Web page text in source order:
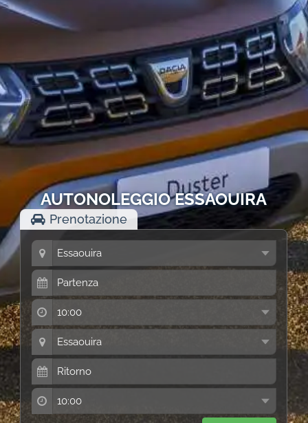
AUTONOLEGGIO ESSAOUIRA
Prenotazione